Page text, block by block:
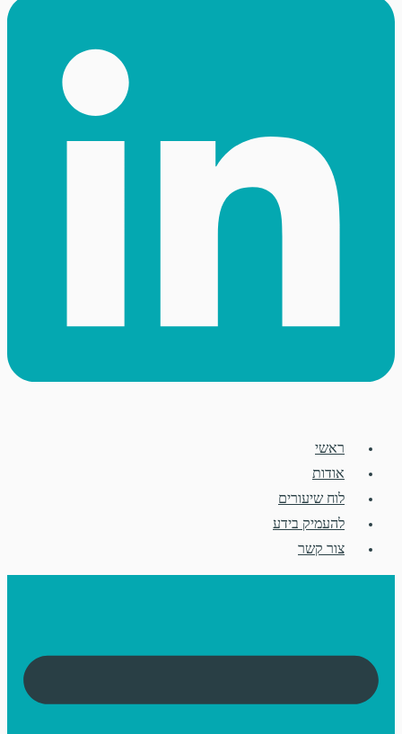
ראשי
אודות
לוח שיעורים
להעמיק בידע
צור קשר